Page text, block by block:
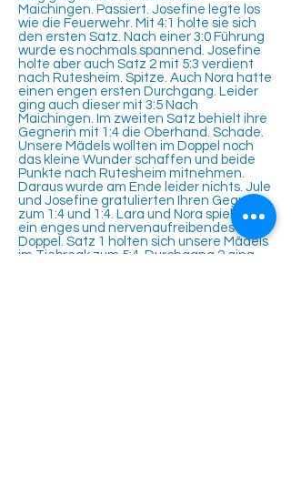
Maichingen. Passiert. Josefine legte los
wie die Feuerwehr. Mit 4:1 holte sie sich
den ersten Satz. Nach einer 3:0 Führung
wurde es nochmals spannend. Josefine
holte aber auch Satz 2 mit 5:3 verdient
nach Rutesheim. Spitze. Auch Nora hatte
einen engen ersten Durchgang. Leider
ging auch dieser mit 3:5 Nach
Maichingen. Im zweiten Satz behielt ihre
Gegnerin mit 1:4 die Oberhand. Schade.
Unsere Mädels wollten im Doppel noch
das kleine Wunder schaffen und beide
Punkte nach Rutesheim mitnehmen.
Daraus wurde am Ende leider nichts. Jule
und Josefine gratulierten Ihren Gegnern
zum 1:4 und 1:4. Lara und Nora spielten
ein enges und nervenaufreibendes
Doppel. Satz 1 holten sich unsere Mädels
im Tiebreak zum 5:4. Durchgang 2 ging